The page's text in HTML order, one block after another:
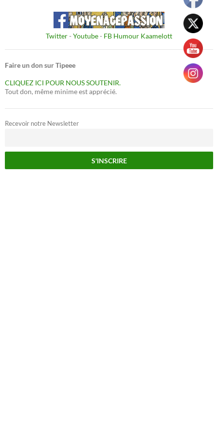
Twitter- Youtube- FB Humour Kaamelott
Faire un don sur Tipeee
CLIQUEZ ICI POUR NOUS SOUTENIR.
Tout don, même minime est apprécié.
Recevoir notre Newsletter